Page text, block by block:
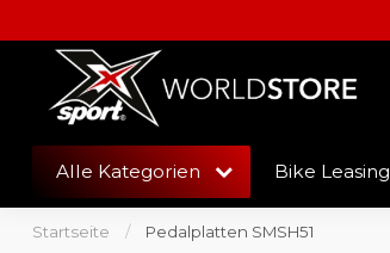
Alle Kategorien Bike Leasing
Startseite / Pedalplatten SMSH51